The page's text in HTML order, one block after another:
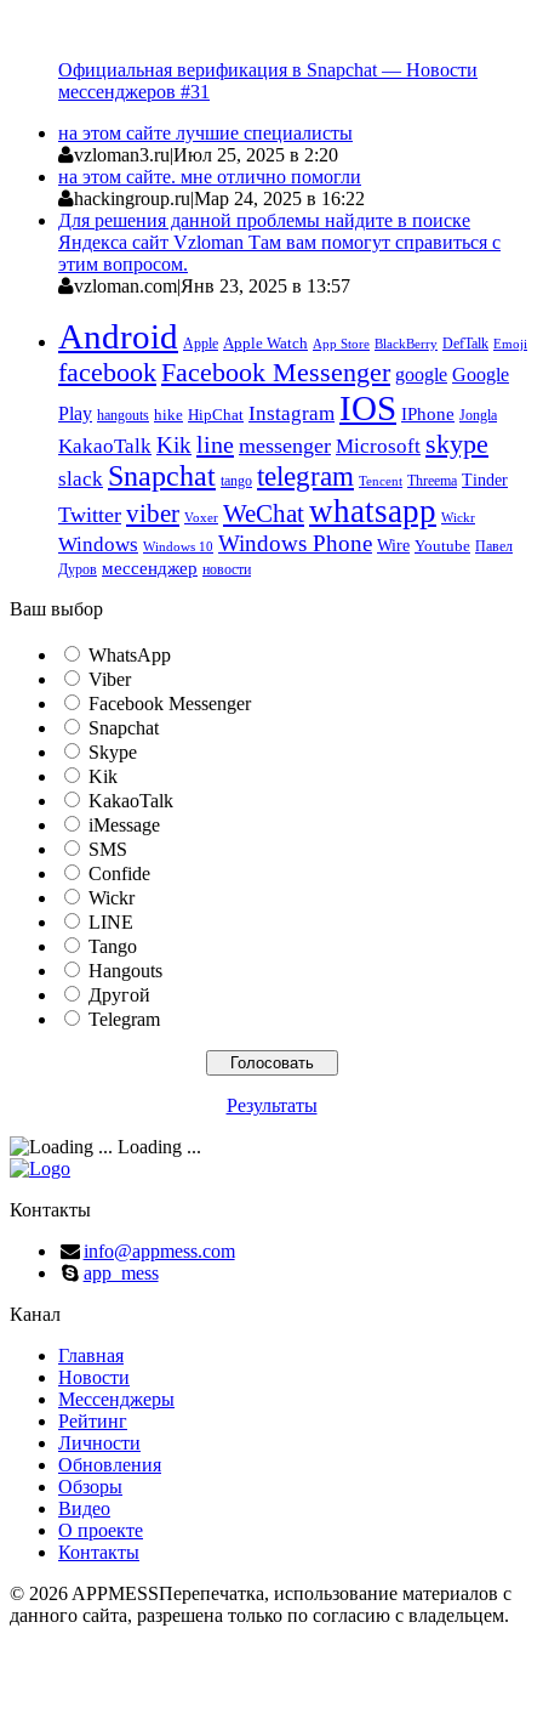
Официальная верификация в Snapchat — Новости
мессенджеров #31
на этом сайте лучшие специалисты
vzloman3.ru|Июл 25, 2025 в 2:20
на этом сайте. мне отлично помогли
hackingroup.ru|Мар 24, 2025 в 16:22
Для решения данной проблемы найдите в поиске
Яндекса сайт Vzloman Там вам помогут справиться с
этим вопросом.
vzloman.com|Янв 23, 2025 в 13:57
Android Apple Apple Watch App Store BlackBerry DefTalk Emoji
facebookFacebook Messenger google Google
Play hangouts hike HipChat Instagram IOS IPhone Jongla
KakaoTalk Kik line messenger Microsoft skype
slack Snapchat tango telegram Tencent Threema Tinder
Twitter viber Voxer WeChatwhatsapp Wickr
Windows Windows 10 Windows Phone Wire Youtube Павел
Дуров мессенджер новости
Ваш выбор
WhatsApp
Viber
Facebook Messenger
Snapchat
Skype
Kik
KakaoTalk
iMessage
SMS
Confide
Wickr
LINE
Tango
Hangouts
Другой
Telegram
Результаты
Loading ...
Контакты
info@appmess.com
app_mess
Канал
Главная
Новости
Мессенджеры
Рейтинг
Личности
Обновления
Обзоры
Видео
О проекте
Контакты
© 2026 APPMESSПерепечатка, использование материалов с
данного сайта, разрешена только по согласию с владельцем.